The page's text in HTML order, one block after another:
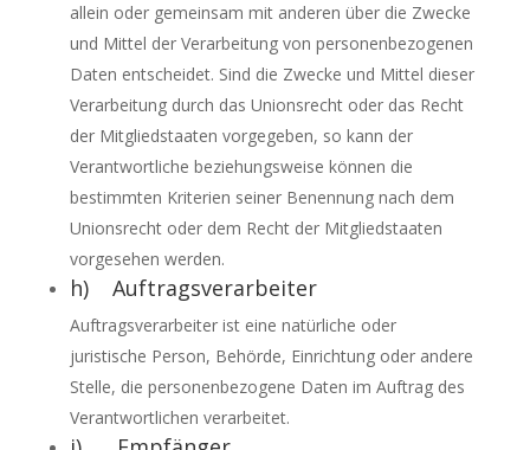
allein oder gemeinsam mit anderen über die Zwecke
und Mittel der Verarbeitung von personenbezogenen
Daten entscheidet. Sind die Zwecke und Mittel dieser
Verarbeitung durch das Unionsrecht oder das Recht
der Mitgliedstaaten vorgegeben, so kann der
Verantwortliche beziehungsweise können die
bestimmten Kriterien seiner Benennung nach dem
Unionsrecht oder dem Recht der Mitgliedstaaten
vorgesehen werden.
h) Auftragsverarbeiter
Auftragsverarbeiter ist eine natürliche oder
juristische Person, Behörde, Einrichtung oder andere
Stelle, die personenbezogene Daten im Auftrag des
Verantwortlichen verarbeitet.